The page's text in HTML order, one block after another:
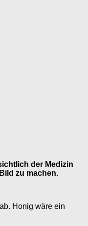
der Medizin
zu machen.
Honig wäre ein